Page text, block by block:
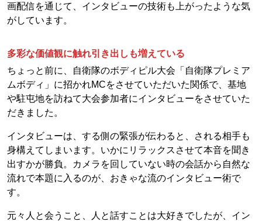
画配信を通じて、インタビューの技術も上がったような気
がしています。
多彩な価値観に触れ引き出しも増えている
ちょっと前に、自衛隊のボディピル大会「自衛隊プレミア
ムボディ」に招かれMCをさせていただいた関係で、基地
や駐屯地を訪ねて大会参加者にインタビューをさせていた
だきました。
インタビューは、する側の緊張が伝わると、される相手も
身構えてしまいます。いかにリラックスさせて本音を聞き
出すかが勝負。カメラを回していない時の会話から自然な
流れで本題に入るのが、おきゃな流のインタビュー術で
す。
元々人と会うこと、人と話すことは大好きでしたが、イン